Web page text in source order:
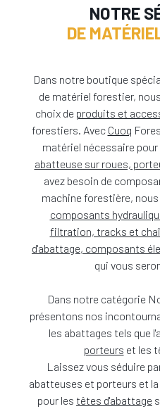
NOTRE
DE
Dans notre boutique
de matériel forestier,
choix de produits et
forestiers. Avec Cuoq
matériel nécessaire
abatteuse sur roues,
avez besoin de
machine forestière,
composants
filtration, tracks et
d'abattage, composants
qui vous
Dans notre catégorie
présentons nos
les abattages tels que
porteurs et les
Laissez vous séduire
abatteuses et porteurs et
pour les têtes d'abattage